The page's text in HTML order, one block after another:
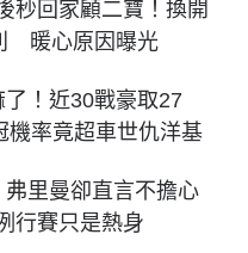
秒回家顧二寶！換開
暖心原因曝光
！近30戰豪取27
率竟超車世仇洋基
弗里曼卻直言不擔心
行賽只是熱身